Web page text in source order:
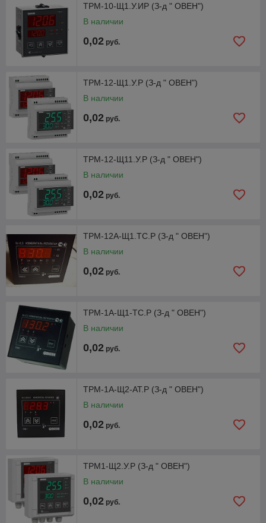
ТРМ-10-Щ1.У.ИР (З-д " ОВЕН")
В наличии
0,02 руб.
ТРМ-12-Щ1.У.Р (З-д " ОВЕН")
В наличии
0,02 руб.
ТРМ-12-Щ11.У.Р (З-д " ОВЕН")
В наличии
0,02 руб.
ТРМ-12А-Щ1.ТС.Р (З-д " ОВЕН")
В наличии
0,02 руб.
ТРМ-1А-Щ1-ТС.Р (З-д " ОВЕН")
В наличии
0,02 руб.
ТРМ-1А-Щ2-АТ.Р (З-д " ОВЕН")
В наличии
0,02 руб.
ТРМ1-Щ2.У.Р (З-д " ОВЕН")
В наличии
0,02 руб.